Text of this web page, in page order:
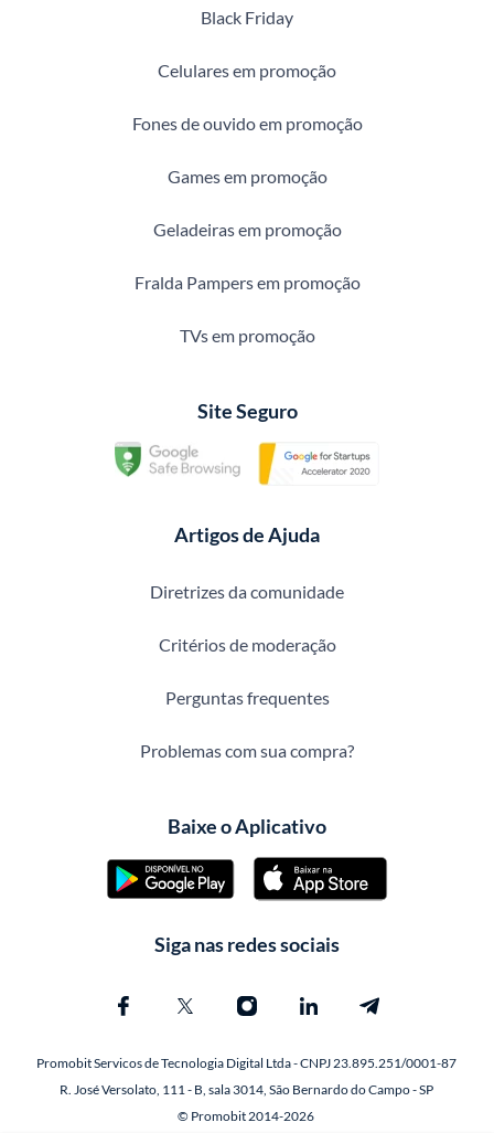
Black Friday
Celulares em promoção
Fones de ouvido em promoção
Games em promoção
Geladeiras em promoção
Fralda Pampers em promoção
TVs em promoção
Site Seguro
Artigos de Ajuda
Diretrizes da comunidade
Critérios de moderação
Perguntas frequentes
Problemas com sua compra?
Baixe o Aplicativo
Siga nas redes sociais
Promobit Servicos de Tecnologia Digital Ltda - CNPJ 23.895.251/0001-87
R. José Versolato, 111 - B, sala 3014, São Bernardo do Campo - SP
© Promobit 2014-2026